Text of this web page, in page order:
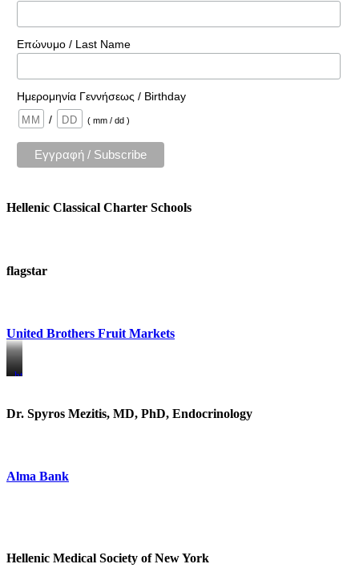
Επώνυμο / Last Name
Ημερομηνία Γεννήσεως / Birthday
/
( mm / dd )
Hellenic Classical Charter Schools
flagstar
United Brothers Fruit Markets
https://www.unitedbrothersfruitmarkets.com/
https://www.unitedbrothersfruitmarkets.com/
Dr. Spyros Mezitis, MD, PhD, Endocrinology
Alma Bank
Hellenic Medical Society of New York